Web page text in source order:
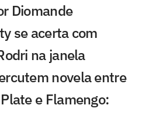
Diomande
se acerta com
na janela
novela entre
e Flamengo: